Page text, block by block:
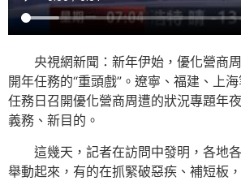
央視網新聞：新年伊始，優化營商
開年任務的“重頭戲”。遼寧、福建、上
任務日召開優化營商周遭的狀況專題年
義務、新目的。
這幾天，記者在訪問中發明，各地
舉動起來，有的在抓緊破惡疾、補短板